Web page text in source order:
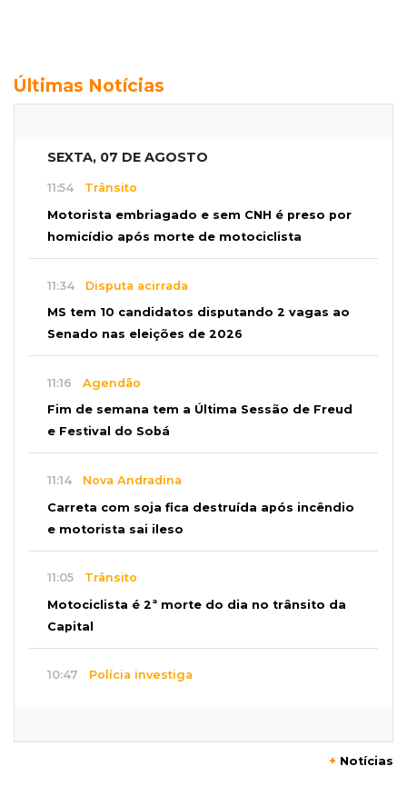
Últimas Notícias
SEXTA, 07 DE AGOSTO
11:54 Trânsito
Motorista embriagado e sem CNH é preso por
homicídio após morte de motociclista
11:34 Disputa acirrada
MS tem 10 candidatos disputando 2 vagas ao
Senado nas eleições de 2026
11:16 Agendão
Fim de semana tem a Última Sessão de Freud
e Festival do Sobá
11:14 Nova Andradina
Carreta com soja fica destruída após incêndio
e motorista sai ileso
11:05 Trânsito
Motociclista é 2ª morte do dia no trânsito da
Capital
10:47 Polícia investiga
+ Notícias